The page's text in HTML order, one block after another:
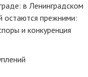
в Ленинградском
прежними:
и конкуренция